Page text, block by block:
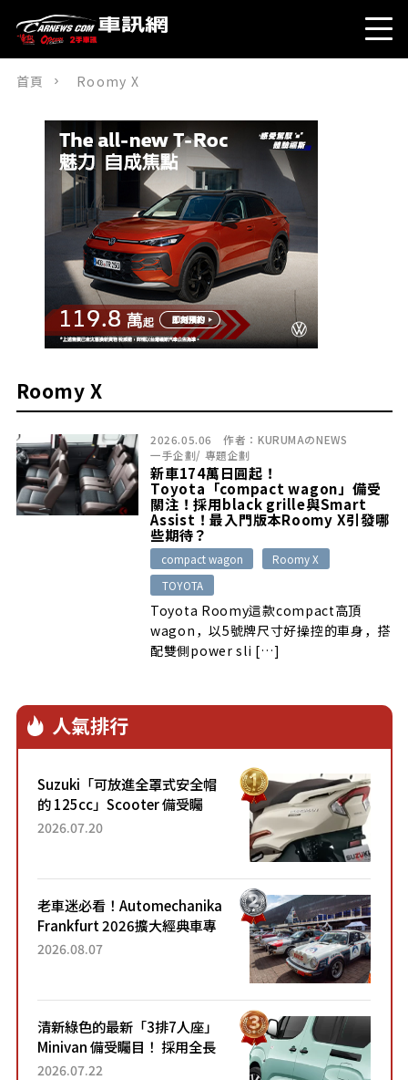
首頁 Roomy X
Roomy X
2026.05.06 作者： KURUMAのNEWS
一手企劃/ 專題企劃
新車174萬日圓起！
Toyota「compact wagon」備受
關注！採用black grille與Smart
Assist！最入門版本Roomy X引發哪
些期待？
compact wagon
Roomy X
TOYOTA
Toyota Roomy這款compact高頂
wagon，以5號牌尺寸好操控的車身，搭
配雙側power sli […]
人氣排行
Suzuki「可放進全罩式安全帽
的 125cc」Scooter 備受矚
目！採用全新流線設計與各項
2026.07.20
老車迷必看！Automechanika
Frankfurt 2026擴大經典車專
區 1954年珍稀古董車現場修復
2026.08.07
清新綠色的最新「3排7人座」
Minivan 備受矚目！ 採用全長
4.7公尺剛剛好的車身尺寸與
2026.07.22